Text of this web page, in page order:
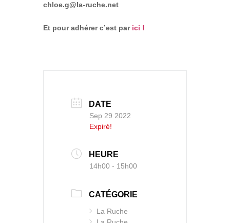
chloe.g@la-ruche.net
Et pour adhérer c’est par ici !
DATE
Sep 29 2022
Expiré!
HEURE
14h00 - 15h00
CATÉGORIE
La Ruche